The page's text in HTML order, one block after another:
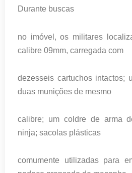
Durante buscas
no imóvel, os militares
calibre 09mm, carregada com
dezesseis cartuchos intactos;
duas munições de mesmo
calibre; um coldre de arma
ninja; sacolas plásticas
comumente utilizadas para